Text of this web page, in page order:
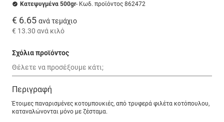
Κατεψυγμένα 500gr- Κωδ. προϊόντος 862472
€ 6.65 ανά τεμάχιο
€ 13.30 ανά κιλό
Σχόλια προϊόντος
Περιγραφή
Έτοιμες παναρισμένες κοτομπουκιές, από τρυφερά φιλέτα κοτόπουλου,
καταναλώνονται μόνο με ζέσταμα.